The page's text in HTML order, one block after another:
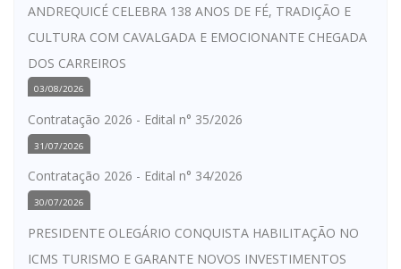
ANDREQUICÉ CELEBRA 138 ANOS DE FÉ, TRADIÇÃO E
CULTURA COM CAVALGADA E EMOCIONANTE CHEGADA
DOS CARREIROS
03/08/2026
Contratação 2026 - Edital n° 35/2026
31/07/2026
Contratação 2026 - Edital n° 34/2026
30/07/2026
PRESIDENTE OLEGÁRIO CONQUISTA HABILITAÇÃO NO
ICMS TURISMO E GARANTE NOVOS INVESTIMENTOS